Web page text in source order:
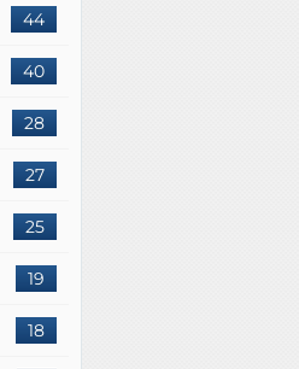
44
40
28
27
25
19
18